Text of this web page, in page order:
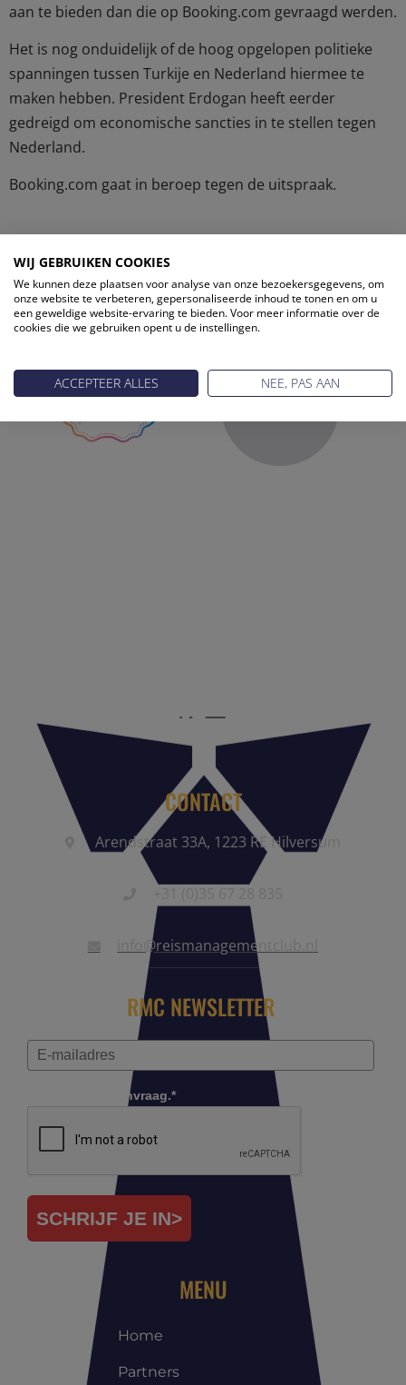
aan te bieden dan die op Booking.com gevraagd werden.
Het is nog onduidelijk of de hoog opgelopen politieke
spanningen tussen Turkije en Nederland hiermee te
maken hebben. President Erdogan heeft eerder
gedreigd om economische sancties in te stellen tegen
Nederland.
Booking.com gaat in beroep tegen de uitspraak.
ONZE PARTNERS
CONTACT
Arendstraat 33A, 1223 RE Hilversum
info@reismanagementclub.nl
RMC NEWSLETTER
Controleer je aanvraag.*
SCHRIJF JE IN>
MENU
Home
Partners
WIJ GEBRUIKEN COOKIES
We kunnen deze plaatsen voor analyse van onze bezoekersgegevens, om
onze website te verbeteren, gepersonaliseerde inhoud te tonen en om u
een geweldige website-ervaring te bieden. Voor meer informatie over de
cookies die we gebruiken opent u de instellingen.
ACCEPTEER ALLES NEE, PAS AAN